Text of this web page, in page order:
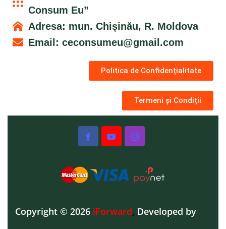
Consum Eu”
Adresa: mun. Chișinău, R. Moldova
Email:ceconsumeu@gmail.com
Politica de Confidențialitate
Termeni și Condiții
Copyright © 2026 iForward, Developed by